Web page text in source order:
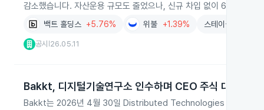
감소했습니다. 자산운용 규모도 줄었으나, 신규 차입 없이 6,710만 달
백트 홀딩스 +5.76% 위불 +1.39% 스테이블코인
공시 26.05.11
Bakkt, 디지털기술연구소 인수하며 CEO 주식 대폭 확대
Bakkt는 2026년 4월 30일 Distributed Technologies Research